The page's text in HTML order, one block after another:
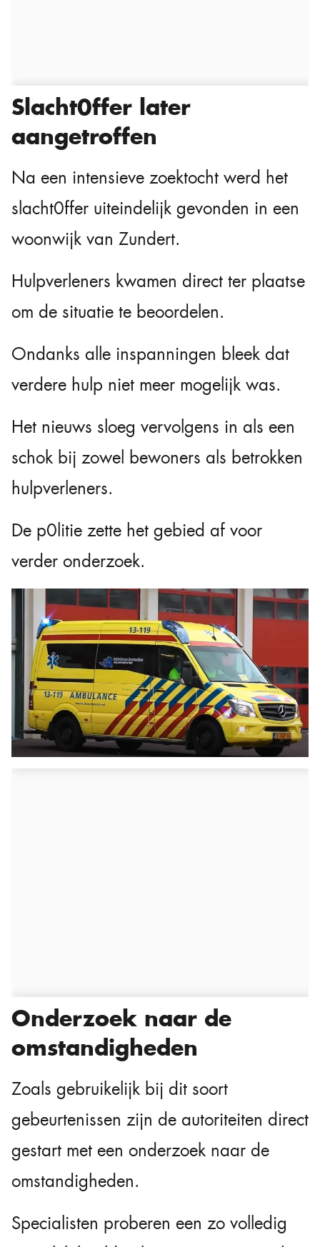
Slacht0ffer later
aangetroffen
Na een intensieve zoektocht werd het
slacht0ffer uiteindelijk gevonden in een
woonwijk van Zundert.
Hulpverleners kwamen direct ter plaatse
om de situatie te beoordelen.
Ondanks alle inspanningen bleek dat
verdere hulp niet meer mogelijk was.
Het nieuws sloeg vervolgens in als een
schok bij zowel bewoners als betrokken
hulpverleners.
De p0litie zette het gebied af voor
verder onderzoek.
Onderzoek naar de
omstandigheden
Zoals gebruikelijk bij dit soort
gebeurtenissen zijn de autoriteiten direct
gestart met een onderzoek naar de
omstandigheden.
Specialisten proberen een zo volledig